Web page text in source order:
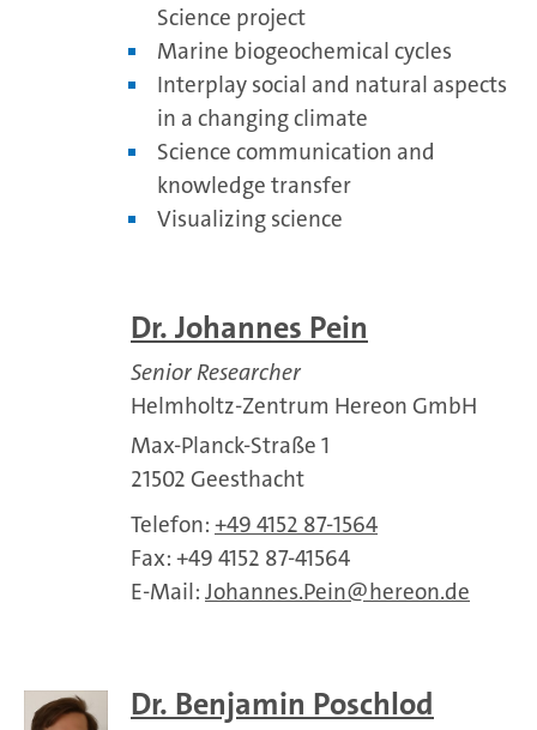
Science project
Marine biogeochemical cycles
Interplay social and natural aspects
in a changing climate
Science communication and
knowledge transfer
Visualizing science
Dr. Johannes Pein
Senior Researcher
Helmholtz-Zentrum Hereon GmbH
Max-Planck-Straße 1
21502 Geesthacht
Telefon: +49 4152 87-1564
Fax: +49 4152 87-41564
E-Mail: Johannes.Pein hereon.de
Dr. Benjamin Poschlod